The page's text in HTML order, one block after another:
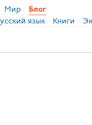
Мир Блог
язык Книги